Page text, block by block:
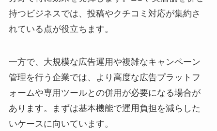
持つビジネスでは、投稿やクチコミ対応が集約さ
れている点が役立ちます。
一方で、大規模な広告運用や複雑なキャンペーン
管理を行う企業では、より高度な広告プラットフ
ォームや専用ツールとの併用が必要になる場合が
あります。まずは基本機能で運用負担を減らした
いケースに向いています。